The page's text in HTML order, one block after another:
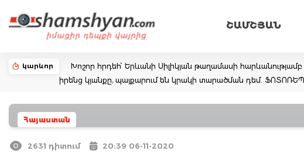
ՇԱՄՇՅԱՆ
կարևոր
Խոշոր հրդեհ՝ Երևանի Սիլիկյան թաղամասի
իրենց կյանքը, պայքարում են կրակի տարածման դեմ.
Հայաստան
2631 դիտում 20:39 06-11-2020